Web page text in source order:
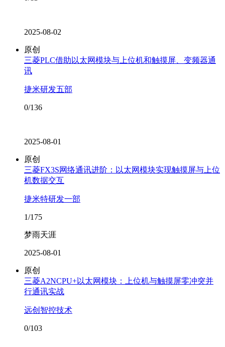
2025-08-02
原创
三菱PLC借助以太网模块与上位机和触摸屏、变频器通
讯
捷米研发五部
0/136
2025-08-01
原创
三菱FX3S网络通讯进阶：以太网模块实现触摸屏与上位
机数据交互
捷米特研发一部
1/175
梦雨天涯
2025-08-01
原创
三菱A2NCPU+以太网模块：上位机与触摸屏零冲突并
行通讯实战
远创智控技术
0/103